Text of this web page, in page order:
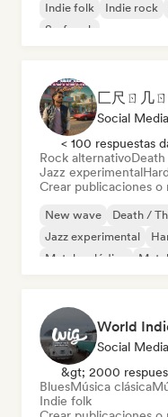
Indie folk
Indie rock
Surf rock
匚尺ㄖ几
Social
< 100 respuestas
Rock alternativo
Jazz experimental
Crear publicaciones o
New wave Death /
Jazz experimental
Metal melódico
World
Social
&gt; 2000
BluesMúsica clásica
Indie folk